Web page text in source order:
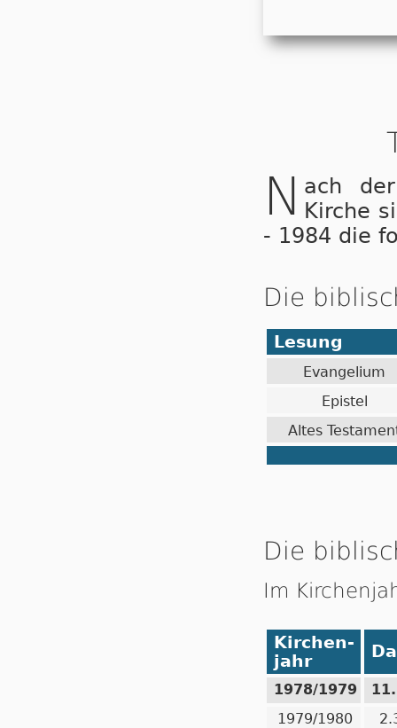
N ach
Kirche
- 1984 die
Die
Lesung
Evangelium
Epistel
Altes
Die
Im
Kirchen-
jahr
1978/1979
1979/1980